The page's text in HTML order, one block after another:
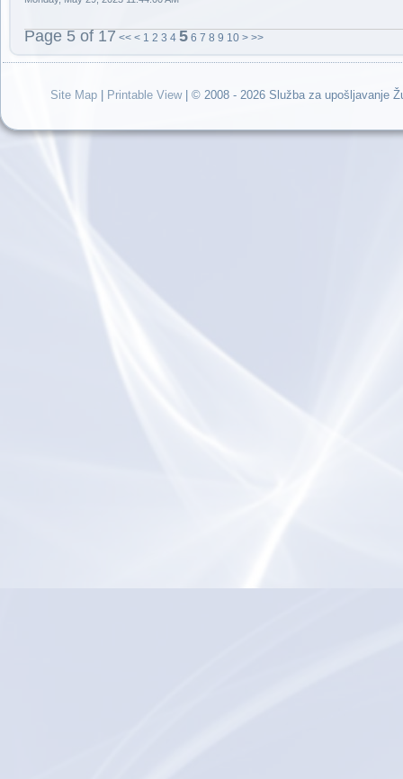
Page 5 of 17 << < 1 2 3 4 5 6 7 8 9 10 > >>
Site Map Printable View| © 2008 - 2026 Služba za upošljavanje